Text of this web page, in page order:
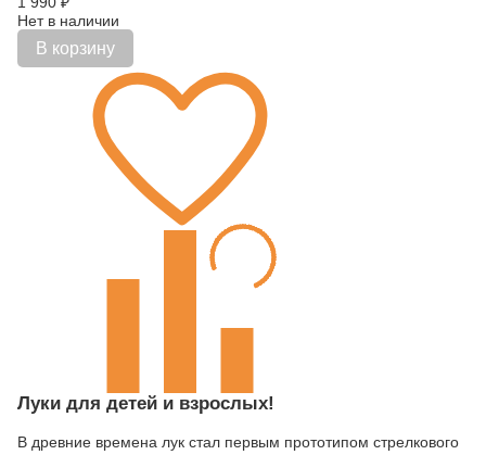
Нет в наличии
В корзину
Луки для детей и взрослых!
В древние времена лук стал первым прототипом стрелкового